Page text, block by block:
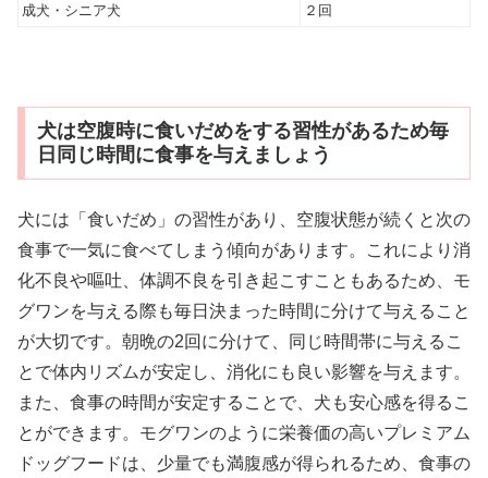
成犬・シニア犬
２回
犬は空腹時に食いだめをする習性があるため毎
日同じ時間に食事を与えましょう
犬には「食いだめ」の習性があり、空腹状態が続くと次の
食事で一気に食べてしまう傾向があります。これにより消
化不良や嘔吐、体調不良を引き起こすこともあるため、モ
グワンを与える際も毎日決まった時間に分けて与えること
が大切です。朝晩の2回に分けて、同じ時間帯に与えるこ
とで体内リズムが安定し、消化にも良い影響を与えます。
また、食事の時間が安定することで、犬も安心感を得るこ
とができます。モグワンのように栄養価の高いプレミアム
ドッグフードは、少量でも満腹感が得られるため、食事の